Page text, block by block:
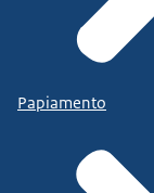
Papiamento